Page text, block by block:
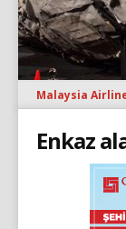
Malaysia
Enkaz